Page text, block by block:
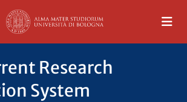
Research
System